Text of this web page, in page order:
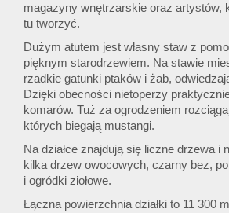
magazyny wnętrzarskie oraz artystów,
tu tworzyć.
Dużym atutem jest własny staw z
pięknym starodrzewiem. Na stawie
rzadkie gatunki ptaków i żab,
Dzięki obecności nietoperzy
komarów. Tuż za ogrodzeniem
których biegają mustangi.
Na działce znajdują się liczne drzewa i
kilka drzew owocowych, czarny bez,
i ogródki ziołowe.
Łączna powierzchnia działki to 11 300